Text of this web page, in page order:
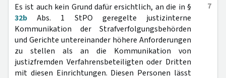
7
Es ist auch kein Grund dafür ersichtlich, an die in §
32b Abs. 1 StPO geregelte justizinterne
Kommunikation der Strafverfolgungsbehörden
und Gerichte untereinander höhere Anforderungen
zu stellen als an die Kommunikation von
justizfremden Verfahrensbeteiligten oder Dritten
mit diesen Einrichtungen. Diesen Personen lässt